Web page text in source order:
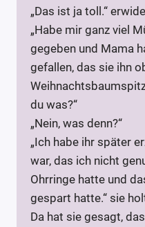
„Das ist ja toll.“
„Habe mir ganz viel
gegeben und Mama
gefallen, das sie ihn
du was?“
„Nein, was denn?“
„Ich habe ihr später
war, das ich nicht
Ohrringe hatte und
gespart hatte.“ sie
Da hat sie gesagt,